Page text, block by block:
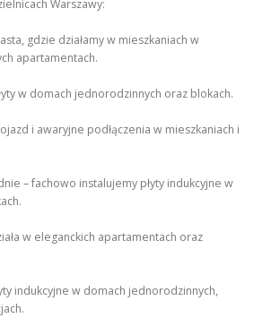
Warszawy:
gdzie działamy w mieszkaniach w
apartamentach.
w domach jednorodzinnych oraz blokach.
i awaryjne podłączenia w mieszkaniach i
– fachowo instalujemy płyty indukcyjne w
w eleganckich apartamentach oraz
indukcyjne w domach jednorodzinnych,